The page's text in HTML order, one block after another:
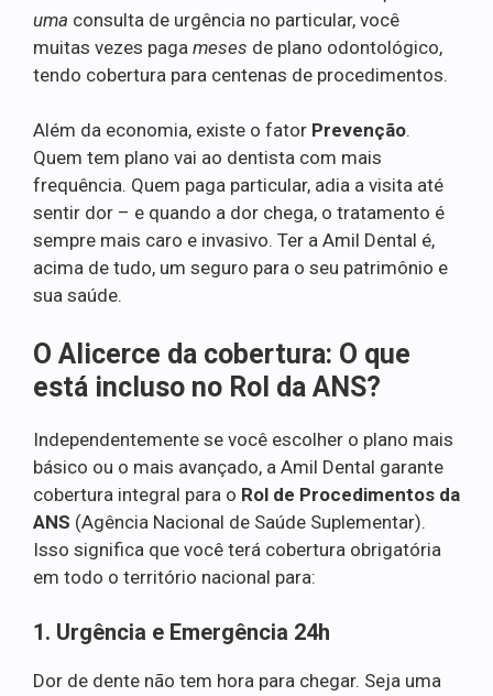
uma consulta de urgência no particular, você
muitas vezes paga meses de plano odontológico,
tendo cobertura para centenas de procedimentos.
Além da economia, existe o fator Prevenção.
Quem tem plano vai ao dentista com mais
frequência. Quem paga particular, adia a visita até
sentir dor – e quando a dor chega, o tratamento é
sempre mais caro e invasivo. Ter a Amil Dental é,
acima de tudo, um seguro para o seu patrimônio e
sua saúde.
O Alicerce da cobertura: O que
está incluso no Rol da ANS?
Independentemente se você escolher o plano mais
básico ou o mais avançado, a Amil Dental garante
cobertura integral para o Rol de Procedimentos da
ANS (Agência Nacional de Saúde Suplementar).
Isso significa que você terá cobertura obrigatória
em todo o território nacional para:
1. Urgência e Emergência 24h
Dor de dente não tem hora para chegar. Seja uma